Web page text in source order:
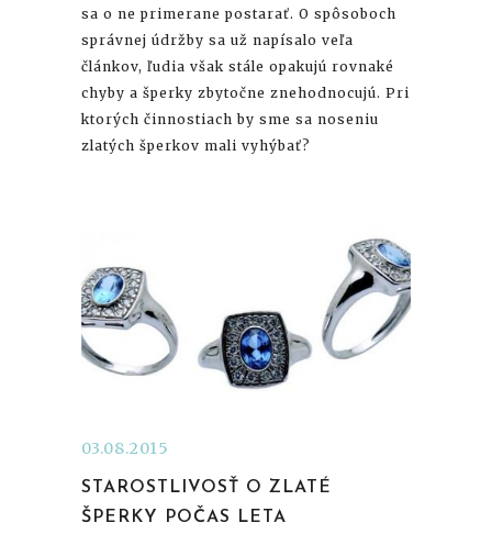
sa o ne primerane postarať. O spôsoboch
správnej údržby sa už napísalo veľa
článkov, ľudia však stále opakujú rovnaké
chyby a šperky zbytočne znehodnocujú. Pri
ktorých činnostiach by sme sa noseniu
zlatých šperkov mali vyhýbať?
03.08.2015
STAROSTLIVOSŤ O ZLATÉ
ŠPERKY POČAS LETA